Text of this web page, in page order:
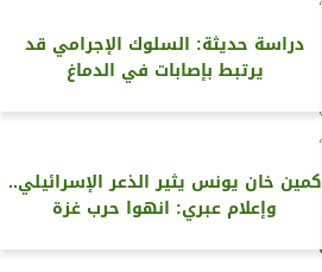
دراسة حديثة: السلوك الإجرامي قد
يرتبط بإصابات في الدماغ
كمين خان يونس يثير الذعر الإسرائيلي..
وإعلام عبري: انهوا حرب غزة